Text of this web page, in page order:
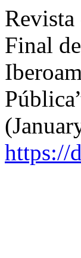
Final
https://